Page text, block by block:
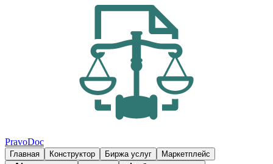
PravoDoc
Главная Конструктор Биржа услуг Маркетплейс